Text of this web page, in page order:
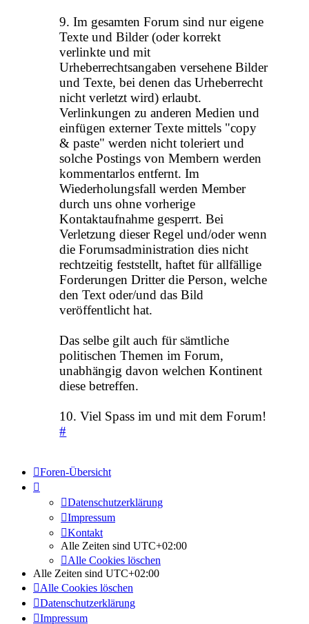
9. Im gesamten Forum sind nur eigene
Texte und Bilder (oder korrekt
verlinkte und mit
Urheberrechtsangaben versehene Bilder
und Texte, bei denen das Urheberrecht
nicht verletzt wird) erlaubt.
Verlinkungen zu anderen Medien und
einfügen externer Texte mittels "copy
& paste" werden nicht toleriert und
solche Postings von Membern werden
kommentarlos entfernt. Im
Wiederholungsfall werden Member
durch uns ohne vorherige
Kontaktaufnahme gesperrt. Bei
Verletzung dieser Regel und/oder wenn
die Forumsadministration dies nicht
rechtzeitig feststellt, haftet für allfällige
Forderungen Dritter die Person, welche
den Text oder/und das Bild
veröffentlicht hat.
Das selbe gilt auch für sämtliche
politischen Themen im Forum,
unabhängig davon welchen Kontinent
diese betreffen.
10. Viel Spass im und mit dem Forum!
#
Foren-Übersicht
Datenschutzerklärung
Impressum
Kontakt
Alle Zeiten sind UTC+02:00
Alle Cookies löschen
Alle Zeiten sind UTC+02:00
Alle Cookies löschen
Datenschutzerklärung
Impressum